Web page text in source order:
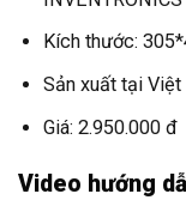
Kích thước:
Sản xuất tại Việt
Giá: 2.950.000 đ
Video hướng